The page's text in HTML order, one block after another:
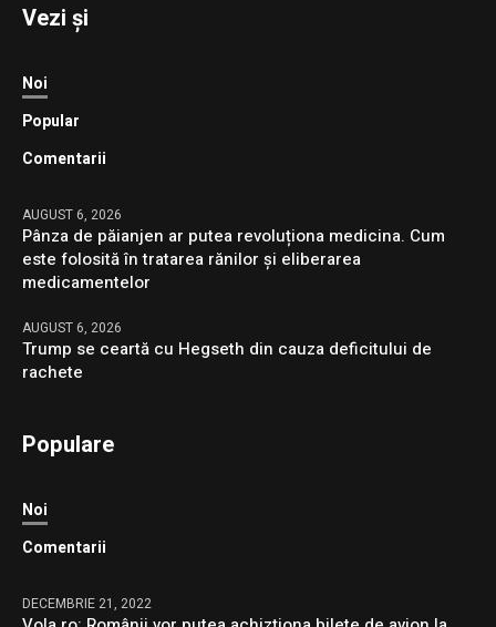
Vezi și
Noi
Popular
Comentarii
AUGUST 6, 2026
Pânza de păianjen ar putea revoluționa medicina. Cum
este folosită în tratarea rănilor și eliberarea
medicamentelor
AUGUST 6, 2026
Trump se ceartă cu Hegseth din cauza deficitului de
rachete
Populare
Noi
Comentarii
DECEMBRIE 21, 2022